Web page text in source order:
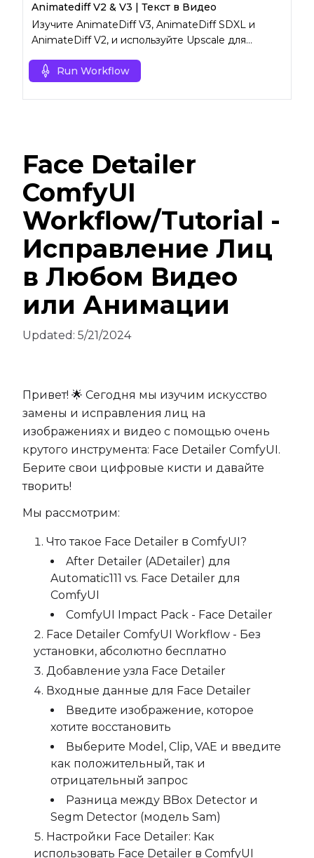
Animatediff V2 & V3 | Текст в Видео
Изучите AnimateDiff V3, AnimateDiff SDXL и
AnimateDiff V2, и используйте Upscale для
Run Workflow
Face Detailer
ComfyUI
Workflow/Tutorial -
Исправление Лиц
в Любом Видео
или Анимации
Updated: 5/21/2024
Привет! 🌟 Сегодня мы изучим искусство
замены и исправления лиц на
изображениях и видео с помощью очень
крутого инструмента: Face Detailer ComfyUI.
Берите свои цифровые кисти и давайте
творить!
Мы рассмотрим:
Что такое Face Detailer в ComfyUI?
After Detailer (ADetailer) для
Automatic111 vs. Face Detailer для
ComfyUI
ComfyUI Impact Pack - Face Detailer
Face Detailer ComfyUI Workflow - Без
установки, абсолютно бесплатно
Добавление узла Face Detailer
Входные данные для Face Detailer
Введите изображение, которое
хотите восстановить
Выберите Model, Clip, VAE и введите
как положительный, так и
отрицательный запрос
Разница между BBox Detector и
Segm Detector (модель Sam)
Настройки Face Detailer: Как
использовать Face Detailer в ComfyUI